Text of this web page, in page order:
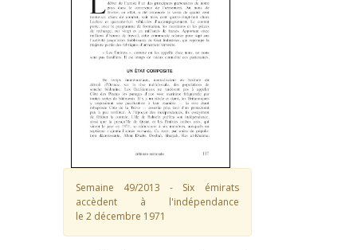
Semaine 49/2013 - Six émirats
accèdent à l'indépendance
le 2 décembre 1971